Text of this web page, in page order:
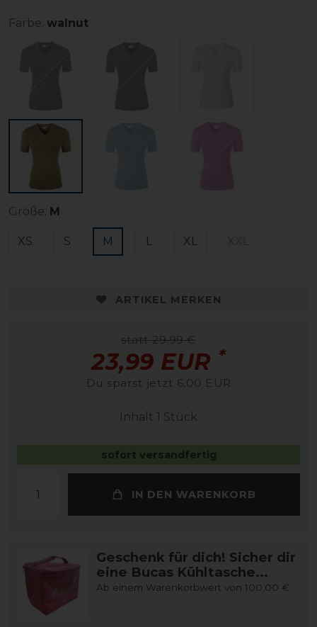
Farbe: walnut
Größe: M
XS S M L XL
ARTIKEL MERKEN
statt 29,99 €
23,99 EUR *
Du sparst jetzt 6,00 EUR
Inhalt 1 Stück
sofort versandfertig
IN DEN WARENKORB
Geschenk für dich! Sicher dir
eine Bucas Kühltasche...
Ab einem Warenkorbwert von 100,00 €